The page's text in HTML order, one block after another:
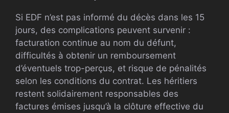
Si EDF n’est pas informé du décès dans les 15
jours, des complications peuvent survenir :
facturation continue au nom du défunt,
difficultés à obtenir un remboursement
d’éventuels trop-perçus, et risque de pénalités
selon les conditions du contrat. Les héritiers
restent solidairement responsables des
factures émises jusqu’à la clôture effective du